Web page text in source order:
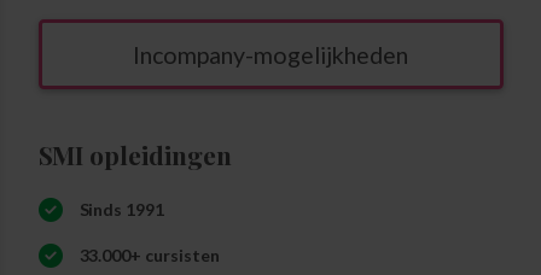
Incompany-mogelijkheden
SMI opleidingen
Sinds 1991
33.000+ cursisten